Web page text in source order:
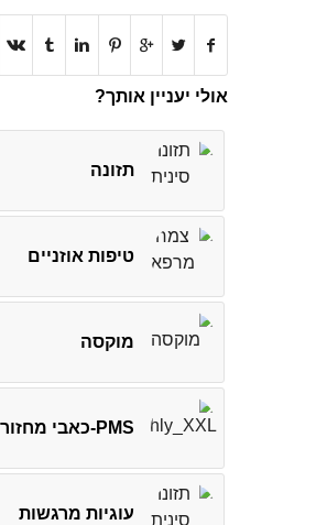
אולי יעניין אותך?
תזונה
טיפות אוזניים
מוקסה
PMS-כאבי מחזור
עוגיות מרגשות